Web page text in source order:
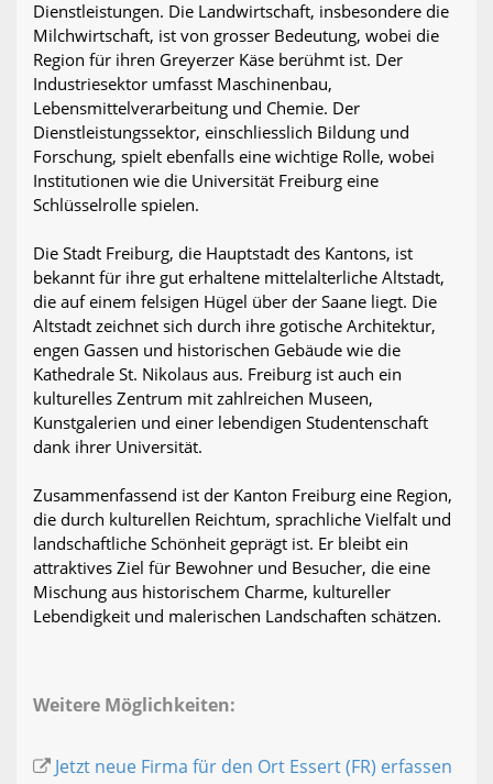
Dienstleistungen. Die Landwirtschaft, insbesondere die
Milchwirtschaft, ist von grosser Bedeutung, wobei die
Region für ihren Greyerzer Käse berühmt ist. Der
Industriesektor umfasst Maschinenbau,
Lebensmittelverarbeitung und Chemie. Der
Dienstleistungssektor, einschliesslich Bildung und
Forschung, spielt ebenfalls eine wichtige Rolle, wobei
Institutionen wie die Universität Freiburg eine
Schlüsselrolle spielen.
Die Stadt Freiburg, die Hauptstadt des Kantons, ist
bekannt für ihre gut erhaltene mittelalterliche Altstadt,
die auf einem felsigen Hügel über der Saane liegt. Die
Altstadt zeichnet sich durch ihre gotische Architektur,
engen Gassen und historischen Gebäude wie die
Kathedrale St. Nikolaus aus. Freiburg ist auch ein
kulturelles Zentrum mit zahlreichen Museen,
Kunstgalerien und einer lebendigen Studentenschaft
dank ihrer Universität.
Zusammenfassend ist der Kanton Freiburg eine Region,
die durch kulturellen Reichtum, sprachliche Vielfalt und
landschaftliche Schönheit geprägt ist. Er bleibt ein
attraktives Ziel für Bewohner und Besucher, die eine
Mischung aus historischem Charme, kultureller
Lebendigkeit und malerischen Landschaften schätzen.
Weitere Möglichkeiten:
Jetzt neue Firma für den Ort Essert (FR) erfassen